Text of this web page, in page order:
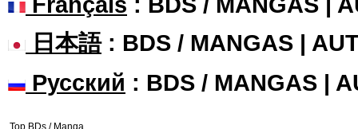
日本語: BDS / MANGAS |
Русский : BDS / MANGAS |
Top BDs / Manga